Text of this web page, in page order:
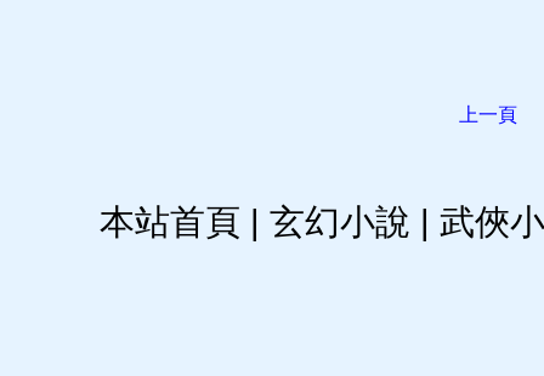
上一頁
本站首頁 | 玄幻小說 | 武俠